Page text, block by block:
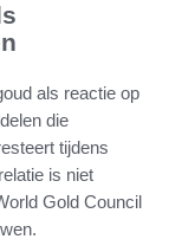
als reactie op
die
tijdens
is niet
Gold Council